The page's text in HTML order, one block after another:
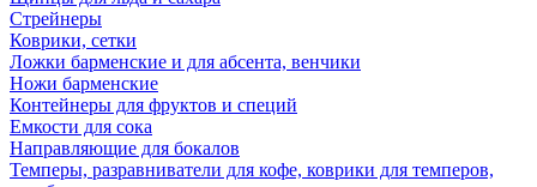
Стрейнеры
Коврики, сетки
Ложки барменские и для абсента, венчики
Ножи барменские
Контейнеры для фруктов и специй
Емкости для сока
Направляющие для бокалов
Темперы, разравниватели для кофе, коврики для темперов,